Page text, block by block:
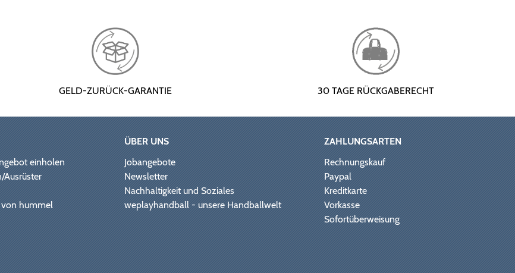
GELD-ZURÜCK-GARANTIE 30 TAGE RÜCKGABERECHT
einholen
Ausrüster
von hummel
ÜBER UNS
Jobangebote
Newsletter
Nachhaltigkeit und Soziales
weplayhandball - unsere Handballwelt
ZAHLUNGSARTEN
Rechnungskauf
Paypal
Kreditkarte
Vorkasse
Sofortüberweisung